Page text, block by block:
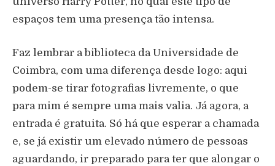
espaços tem uma presença tão intensa.
Faz lembrar a biblioteca da Universidade de
Coimbra, com uma diferença desde logo: aqui
podem-se tirar fotografias livremente, o que
para mim é sempre uma mais valia. Já agora, a
entrada é gratuita. Só há que esperar a chamada
e, se já existir um elevado número de pessoas
aguardando, ir preparado para ter que alongar o